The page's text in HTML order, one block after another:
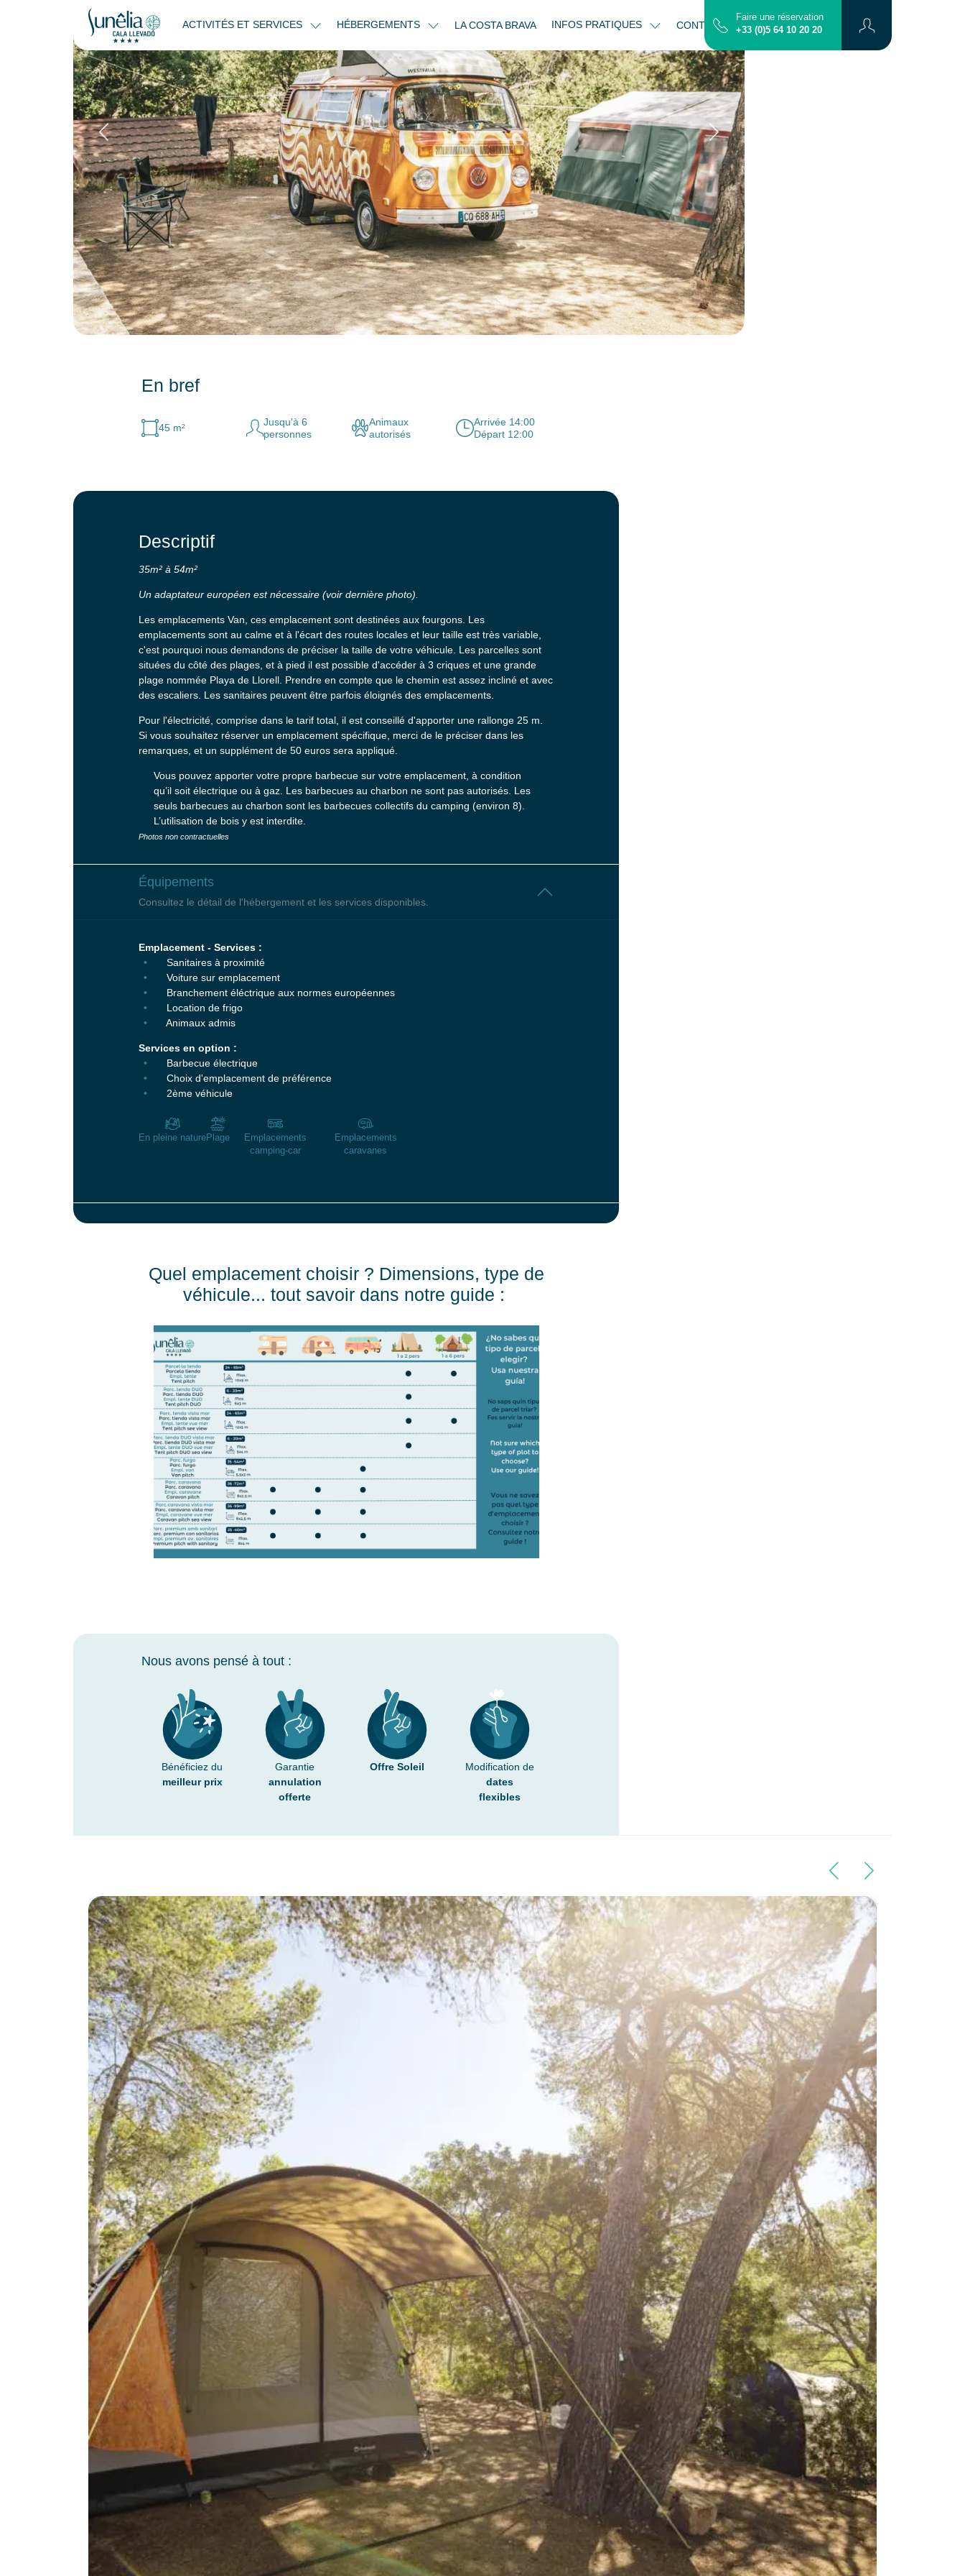
ACTIVITÉS ET SERVICES HÉBERGEMENTS LA COSTA BRAVA INFOS PRATIQUES CONTACT PLAN
Faire une réservation
+33 (0)5 64 10 20 20
Retour Emplacement Van (5 m de long): 35m² à 54m²
En bref
45 m²
Jusqu'à 6
personnes
Animaux
autorisés
Arrivée 14:00
Départ 12:00
Descriptif
35m² à 54m²
Un adaptateur européen est nécessaire (voir dernière photo).
Les emplacements Van, ces emplacement sont destinées aux fourgons. Les
emplacements sont au calme et à l'écart des routes locales et leur taille est très variable,
c'est pourquoi nous demandons de préciser la taille de votre véhicule. Les parcelles sont
situées du côté des plages, et à pied il est possible d'accéder à 3 criques et une grande
plage nommée Playa de Llorell. Prendre en compte que le chemin est assez incliné et avec
des escaliers. Les sanitaires peuvent être parfois éloignés des emplacements.
Pour l'électricité, comprise dans le tarif total, il est conseillé d'apporter une rallonge 25 m.
Si vous souhaitez réserver un emplacement spécifique, merci de le préciser dans les
remarques, et un supplément de 50 euros sera appliqué.
Vous pouvez apporter votre propre barbecue sur votre emplacement, à condition
qu’il soit électrique ou à gaz. Les barbecues au charbon ne sont pas autorisés. Les
seuls barbecues au charbon sont les barbecues collectifs du camping (environ 8).
L’utilisation de bois y est interdite.
Photos non contractuelles
Équipements
Consultez le détail de l'hébergement et les services disponibles.
Emplacement - Services :
Sanitaires à proximité
Voiture sur emplacement
Branchement éléctrique aux normes européennes
Location de frigo
Animaux admis
Services en option :
Barbecue électrique
Choix d'emplacement de préférence
2ème véhicule
En pleine naturePlage
Emplacements
camping-car
Emplacements
caravanes
Quel emplacement choisir ? Dimensions, type de
véhicule... tout savoir dans notre guide :
Nous avons pensé à tout :
Bénéficiez du
meilleur prix
Garantie
annulation
offerte
Offre Soleil
Modification de
dates
flexibles